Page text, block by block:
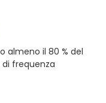
almeno il 80 % del
frequenza